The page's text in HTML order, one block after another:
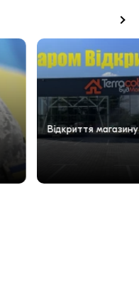
Відкриття магазину